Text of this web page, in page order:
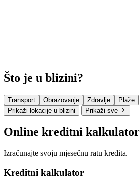
Što je u blizini?
Transport Obrazovanje Zdravlje
Plaže
Prikaži lokacije u blizini
Prikaži sve
Online kreditni kalkulator
Izračunajte svoju mjesečnu ratu kredita.
Kreditni kalkulator